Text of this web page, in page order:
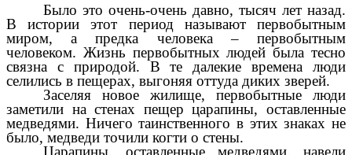
Было это очень-очень давно, тысяч лет назад.
В истории этот период называют первобытным
миром, а предка человека – первобытным
человеком. Жизнь первобытных людей была тесно
связна с природой. В те далекие времена люди
селились в пещерах, выгоняя оттуда диких зверей.
Заселяя новое жилище, первобытные люди
заметили на стенах пещер царапины, оставленные
медведями. Ничего таинственного в этих знаках не
было, медведи точили когти о стены.
Царапины, оставленные медведями, навели